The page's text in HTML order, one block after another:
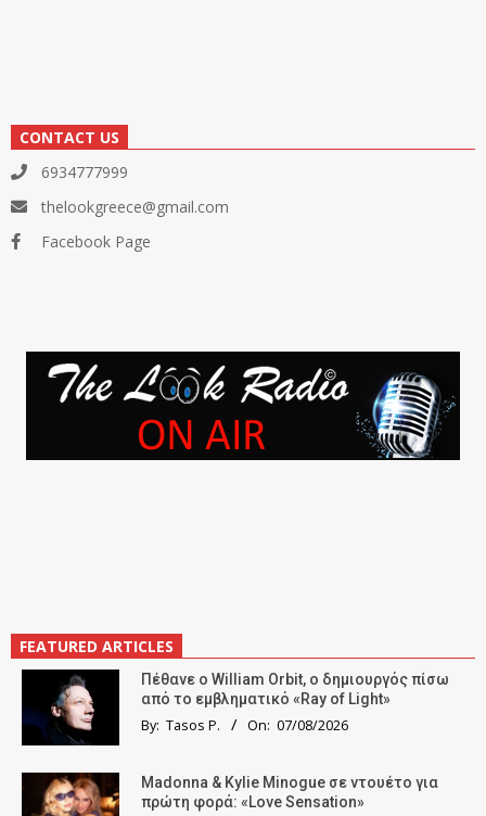
CONTACT US
6934777999
thelookgreece@gmail.com
Facebook Page
FEATURED ARTICLES
Πέθανε ο William Orbit, ο δημιουργός πίσω
από το εμβληματικό «Ray of Light»
By: Tasos P. On: 07/08/2026
Madonna & Kylie Minogue σε ντουέτο για
πρώτη φορά: «Love Sensation»